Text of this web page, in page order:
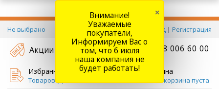
Не выбрано Вход | Регистрация
Акции +7 778 006 60 00
Избранное
Товаров (
Корзина
Ваша корзина пуста
Внимание!
Уважаемые
покупатели,
Информируем Вас о
том, что 6 июля
наша компания не
будет работать!
×